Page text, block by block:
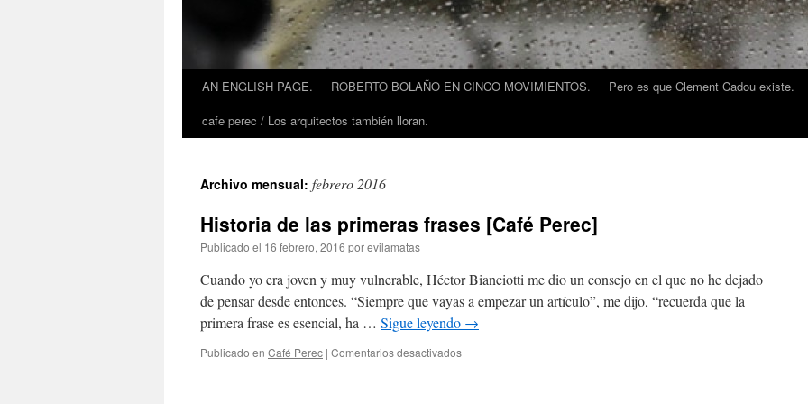
AN ENGLISH PAGE. ROBERTO BOLAÑO EN CINCO MOVIMIENTOS.
Pero es que Clement Cadou existe.
cafe perec / Los arquitectos también lloran.
Archivo mensual: febrero 2016
Historia de las primeras frases [Café Perec]
Publicado el 16 febrero, 2016 porevilamatas
Cuando yo era joven y muy vulnerable, Héctor Bianciotti me dio un consejo en el que no he dejado
de pensar desde entonces. “Siempre que vayas a empezar un artículo”, me dijo, “recuerda que la
primera frase es esencial, ha … Sigue leyendo →
Publicado en Café Perec | Comentarios desactivados